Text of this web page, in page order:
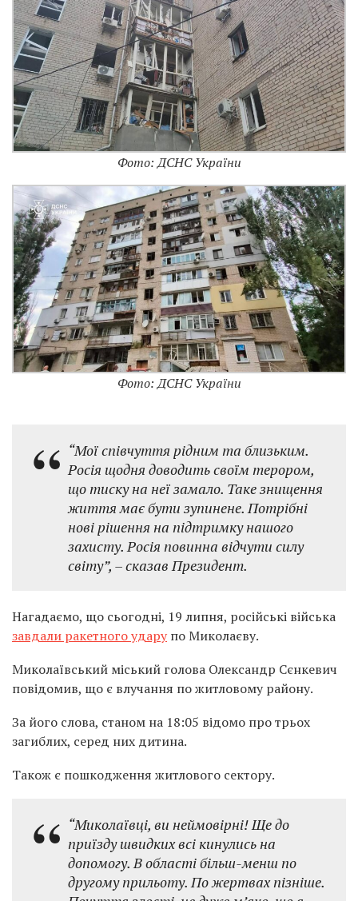
Фото: ДСНС України
Фото: ДСНС України
“Мої співчуття рідним та близьким.
Росія щодня доводить своїм терором,
що тиску на неї замало. Таке знищення
життя має бути зупинене. Потрібні
нові рішення на підтримку нашого
захисту. Росія повинна відчути силу
світу”, – сказав Президент.
Нагадаємо, що сьогодні, 19 липня, російські війська
завдали ракетного удару по Миколаєву.
Миколаївський міський голова Олександр Сєнкевич
повідомив, що є влучання по житловому району.
За його слова, станом на 18:05 відомо про трьох
загиблих, серед них дитина.
Також є пошкодження житлового сектору.
“Миколаївці, ви неймовірні! Ще до
приїзду швидких всі кинулись на
допомогу. В області більш-менш по
другому прильоту. По жертвах пізніше.